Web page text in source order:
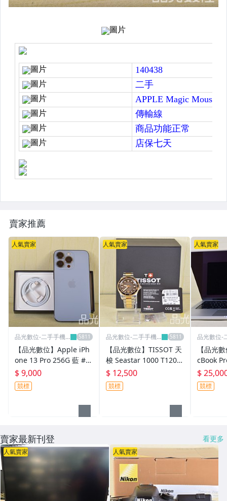
Sony微單眼專區(E-Mount)
Nikon數位單眼
Nikon底片單眼
Nikon自動鏡頭
Nikon手動鏡頭
Nikon週邊、閃光燈
Canon數位單眼
Canon自動鏡頭
Leica徠卡專區
Hasselblad哈蘇&旁軸專區
Contax&Rollei專區
Pentax單眼&其它機身鏡頭
其他
其它
賣家推薦
人氣賣家
品光數位-二手手機
【品光數位】Apple iPh
one 13 Pro 256G 藍 #1
33428
$ 9,000
競標
人氣賣家
品光數位-二手手機
【品光數位】TISSOT 天
梭 Seastar 1000 T1208
072205100 機械錶 錶徑
40mm #137588K
$ 12,500
競標
人氣賣家
品光數位-
【品光
cBook
G 14吋
循環225
141377T
$
競標
賣家最新刊登 看更多
人氣賣家 人氣賣家